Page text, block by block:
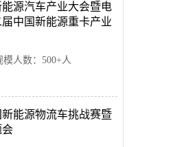
能源汽车产业大会暨电
中国新能源重卡产业
人数：500+人
新能源物流车挑战赛暨
会